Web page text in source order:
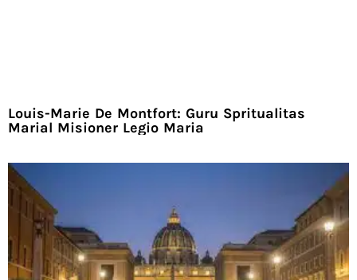
Louis-Marie De Montfort: Guru Spritualitas
Marial Misioner Legio Maria